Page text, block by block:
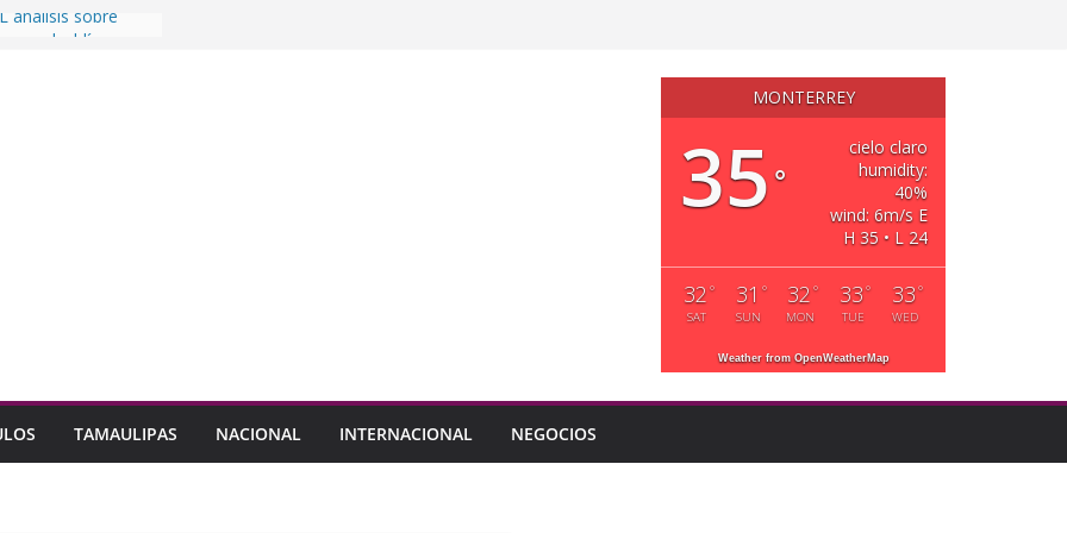
análisis sobre
Consejo
de la
formar parte de
Pública
MONTERREY
35°
cielo claro
humidity:
40%
wind: 6m/s E
H 35 • L 24
32 °
SAT
31 °
SUN
32 °
MON
33°
TUE
33°
WED
Weather from OpenWeatherMap
TAMAULIPAS NACIONAL INTERNACIONAL NEGOCIOS